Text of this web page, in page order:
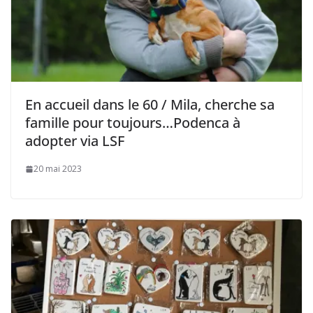
En accueil dans le 60 / Mila, cherche sa
famille pour toujours…Podenca à
adopter via LSF
20 mai 2023